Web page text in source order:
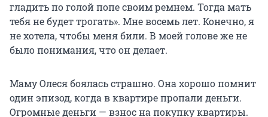
гладить по голой попе своим ремнем. Тогда мать
тебя не будет трогать». Мне восемь лет. Конечно, я
не хотела, чтобы меня били. В моей голове же не
было понимания, что он делает.
Маму Олеся боялась страшно. Она хорошо помнит
один эпизод, когда в квартире пропали деньги.
Огромные деньги — взнос на покупку квартиры.